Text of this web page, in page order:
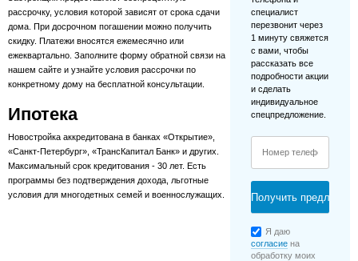
специалист
перезвонит через
1 минуту свяжется
с вами, чтобы
рассказать все
подробности акции
и сделать
индивидуальное
спецпредложение.
Я даю
согласие на
обработку моих
рассрочку, условия которой зависят от срока сдачи
дома. При досрочном погашении можно получить
скидку. Платежи вносятся ежемесячно или
ежеквартально. Заполните форму обратной связи на
нашем сайте и узнайте условия рассрочки по
конкретному дому на бесплатной консультации.
Ипотека
Новостройка аккредитована в банках «Открытие»,
«Санкт-Петербург», «ТрансКапитал Банк» и других.
Максимальный срок кредитования - 30 лет. Есть
программы без подтверждения дохода, льготные
условия для многодетных семей и военнослужащих.